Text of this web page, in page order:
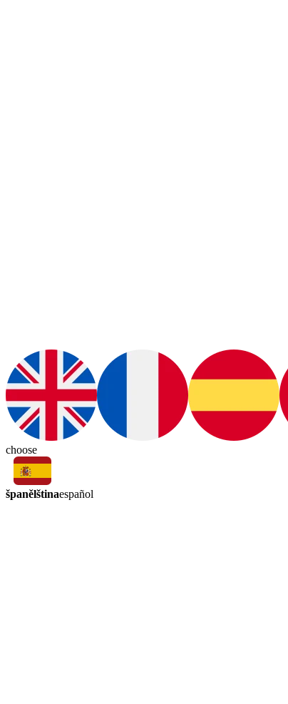
choose
španělštinaespañol